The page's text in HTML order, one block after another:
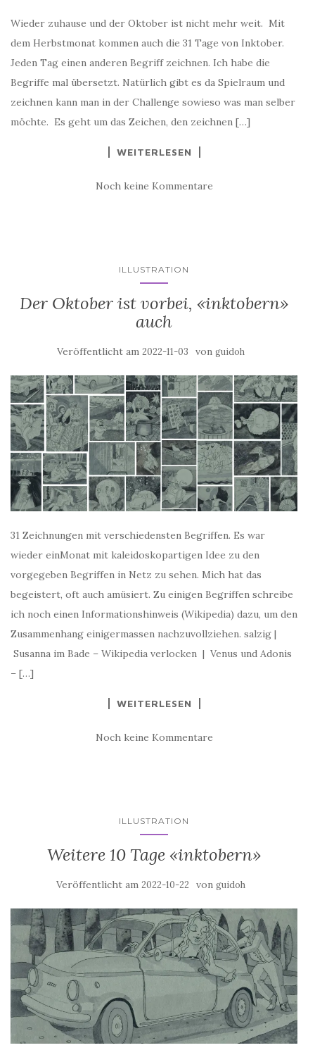
Wieder zuhause und der Oktober ist nicht mehr weit. Mit
dem Herbstmonat kommen auch die 31 Tage von Inktober.
Jeden Tag einen anderen Begriff zeichnen. Ich habe die
Begriffe mal übersetzt. Natürlich gibt es da Spielraum und
zeichnen kann man in der Challenge sowieso was man selber
möchte. Es geht um das Zeichen, den zeichnen […]
WEITERLESEN
Noch keine Kommentare
ILLUSTRATION
Der Oktober ist vorbei, «inktobern»
auch
Veröffentlicht am 2022-11-03 von guidoh
31 Zeichnungen mit verschiedensten Begriffen. Es war
wieder einMonat mit kaleidoskopartigen Idee zu den
vorgegeben Begriffen in Netz zu sehen. Mich hat das
begeistert, oft auch amüsiert. Zu einigen Begriffen schreibe
ich noch einen Informationshinweis (Wikipedia) dazu, um den
Zusammenhang einigermassen nachzuvollziehen. salzig |
Susanna im Bade – Wikipedia verlocken | Venus und Adonis
– […]
WEITERLESEN
Noch keine Kommentare
ILLUSTRATION
Weitere 10 Tage «inktobern»
Veröffentlicht am 2022-10-22 von guidoh